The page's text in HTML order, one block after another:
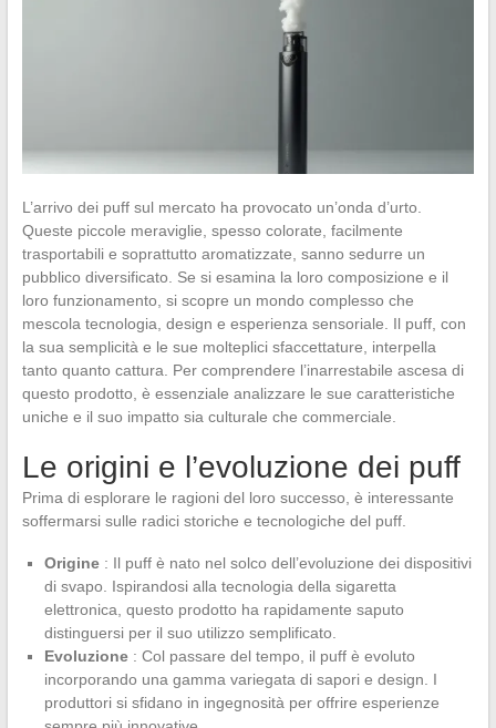
L’arrivo dei puff sul mercato ha provocato un’onda d’urto.
Queste piccole meraviglie, spesso colorate, facilmente
trasportabili e soprattutto aromatizzate, sanno sedurre un
pubblico diversificato. Se si esamina la loro composizione e il
loro funzionamento, si scopre un mondo complesso che
mescola tecnologia, design e esperienza sensoriale. Il puff, con
la sua semplicità e le sue molteplici sfaccettature, interpella
tanto quanto cattura. Per comprendere l’inarrestabile ascesa di
questo prodotto, è essenziale analizzare le sue caratteristiche
uniche e il suo impatto sia culturale che commerciale.
Le origini e l’evoluzione dei puff
Prima di esplorare le ragioni del loro successo, è interessante
soffermarsi sulle radici storiche e tecnologiche del puff.
Origine : Il puff è nato nel solco dell’evoluzione dei dispositivi
di svapo. Ispirandosi alla tecnologia della sigaretta
elettronica, questo prodotto ha rapidamente saputo
distinguersi per il suo utilizzo semplificato.
Evoluzione : Col passare del tempo, il puff è evoluto
incorporando una gamma variegata di sapori e design. I
produttori si sfidano in ingegnosità per offrire esperienze